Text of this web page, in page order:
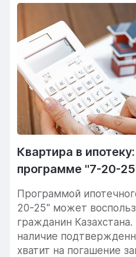
Квартира в
программе "7-20-
Программой
20-25" может
гражданин
наличие
хватит на погашение